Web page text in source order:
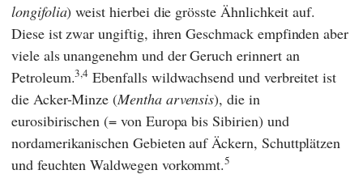
longifolia) weist hierbei die grösste Ähnlichkeit auf.
Diese ist zwar ungiftig, ihren Geschmack empfinden aber
viele als unangenehm und der Geruch erinnert an
Petroleum.3,4 Ebenfalls wildwachsend und verbreitet ist
die Acker-Minze (Mentha arvensis), die in
eurosibirischen (= von Europa bis Sibirien) und
nordamerikanischen Gebieten auf Äckern, Schuttplätzen
und feuchten Waldwegen vorkommt.5